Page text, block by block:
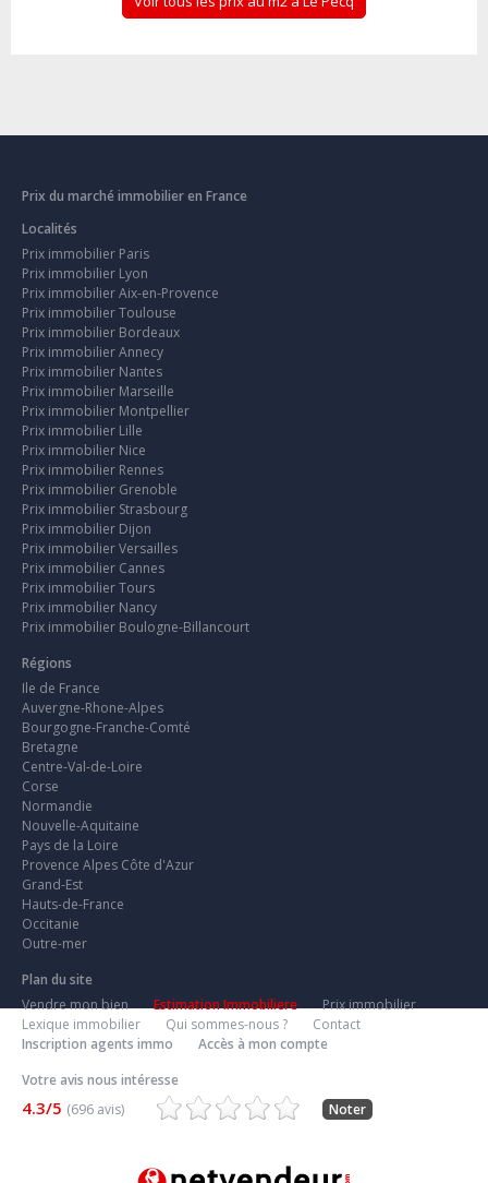
Prix du marché immobilier en France
Localités
Prix immobilier Paris
Prix immobilier Lyon
Prix immobilier Aix-en-Provence
Prix immobilier Toulouse
Prix immobilier Bordeaux
Prix immobilier Annecy
Prix immobilier Nantes
Prix immobilier Marseille
Prix immobilier Montpellier
Prix immobilier Lille
Prix immobilier Nice
Prix immobilier Rennes
Prix immobilier Grenoble
Prix immobilier Strasbourg
Prix immobilier Dijon
Prix immobilier Versailles
Prix immobilier Cannes
Prix immobilier Tours
Prix immobilier Nancy
Prix immobilier Boulogne-Billancourt
Régions
Ile de France
Auvergne-Rhone-Alpes
Bourgogne-Franche-Comté
Bretagne
Centre-Val-de-Loire
Corse
Normandie
Nouvelle-Aquitaine
Pays de la Loire
Provence Alpes Côte d'Azur
Grand-Est
Hauts-de-France
Occitanie
Outre-mer
Plan du site
Vendre mon bien
Estimation Immobiliere
Prix immobilier
Lexique immobilier
Qui sommes-nous ?
Contact
Inscription agents immo
Accès à mon compte
Votre avis nous intéresse
4.3/5 (696 avis) Noter